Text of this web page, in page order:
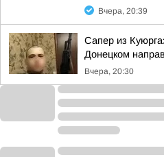
Вчера, 20:39
Сапер из
Донецком
Вчера, 20:30